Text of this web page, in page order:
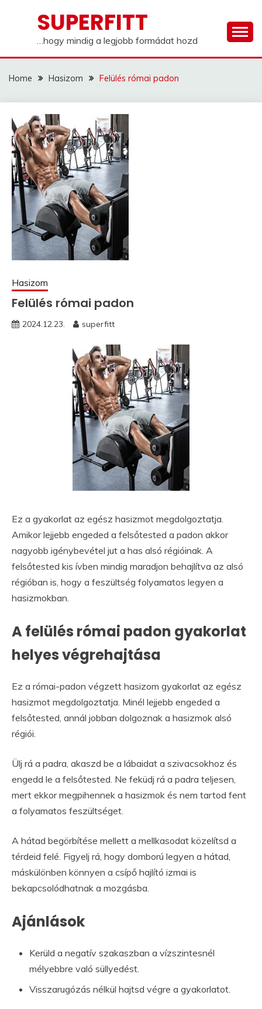
SUPERFITT
…hogy mindig a legjobb formádat hozd
Home Hasizom Felülés római padon
Hasizom
Felülés római padon
2024.12.23. superfitt
Ez a gyakorlat az egész hasizmot megdolgoztatja.
Amikor lejjebb engeded a felsőtested a padon akkor
nagyobb igénybevétel jut a has alsó régióinak. A
felsőtested kis ívben mindig maradjon behajlítva az alsó
régióban is, hogy a feszültség folyamatos legyen a
hasizmokban.
A felülés római padon gyakorlat
helyes végrehajtása
Ez a római-padon végzett hasizom gyakorlat az egész
hasizmot megdolgoztatja. Minél lejjebb engeded a
felsőtested, annál jobban dolgoznak a hasizmok alsó
régiói.
Ülj rá a padra, akaszd be a lábaidat a szivacsokhoz és
engedd le a felsőtested. Ne feküdj rá a padra teljesen,
mert ekkor megpihennek a hasizmok és nem tartod fent
a folyamatos feszültséget.
A hátad begörbítése mellett a mellkasodat közelítsd a
térdeid felé. Figyelj rá, hogy domború legyen a hátad,
máskülönben könnyen a csípő hajlító izmai is
bekapcsolódhatnak a mozgásba.
Ajánlások
Kerüld a negatív szakaszban a vízszintesnél
mélyebbre való süllyedést.
Visszarugózás nélkül hajtsd végre a gyakorlatot.